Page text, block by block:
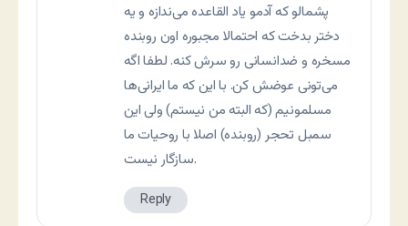
پشمالو که آدمو یاد القاعده می‌ندازه و یه
دختر بدخت که احتمالا مجبوره اون روبنده
مسخره و ضدانسانی رو سرش کنه. لطفا اگه
می‌تونی عوضش کن. با این که ما ایرانی‌ها
مسلمونیم (که البته من نیستم) ولی این
سمبل تحجر (روبنده) اصلا با روحیات ما
سازگار نیست.
Reply